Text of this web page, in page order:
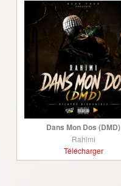
Dans Mon Dos (DMD)
Rahimi
Télécharger